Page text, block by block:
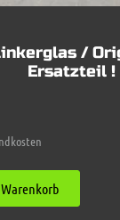
/
Ersatzteil !